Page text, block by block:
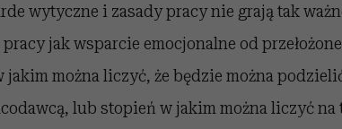
wytyczne i zasady pracy nie grają tak
jak wsparcie emocjonalne od
można liczyć, że będzie można
lub stopień w jakim można liczyć na